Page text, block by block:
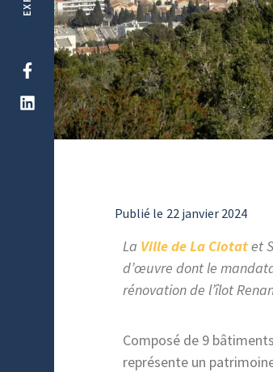
Publié le 22 janvier 2024
La Ville de La Ciotatet
d’œuvre dont le
rénovation de l’îlot
Composé de 9
représente un